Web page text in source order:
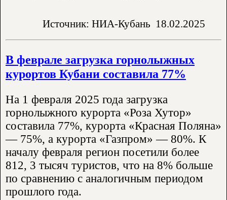
Источник: НИА-Кубань 18.02.2025
В феврале загрузка горнолыжных
курортов Кубани составила 77%
На 1 февраля 2025 года загрузка
горнолыжного курорта «Роза Хутор»
составила 77%, курорта «Красная Поляна»
— 75%, а курорта «Газпром» — 80%. К
началу февраля регион посетили более
812, 3 тысяч туристов, что на 8% больше
по сравнению с аналогичным периодом
прошлого года.